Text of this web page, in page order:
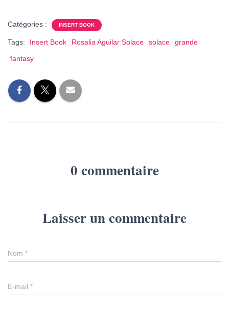
Catégories : INSERT BOOK
Tags: Insert Book Rosalia Aguilar Solace solace
grande
fantasy
0 commentaire
Laisser un commentaire
Nom *
E-mail *